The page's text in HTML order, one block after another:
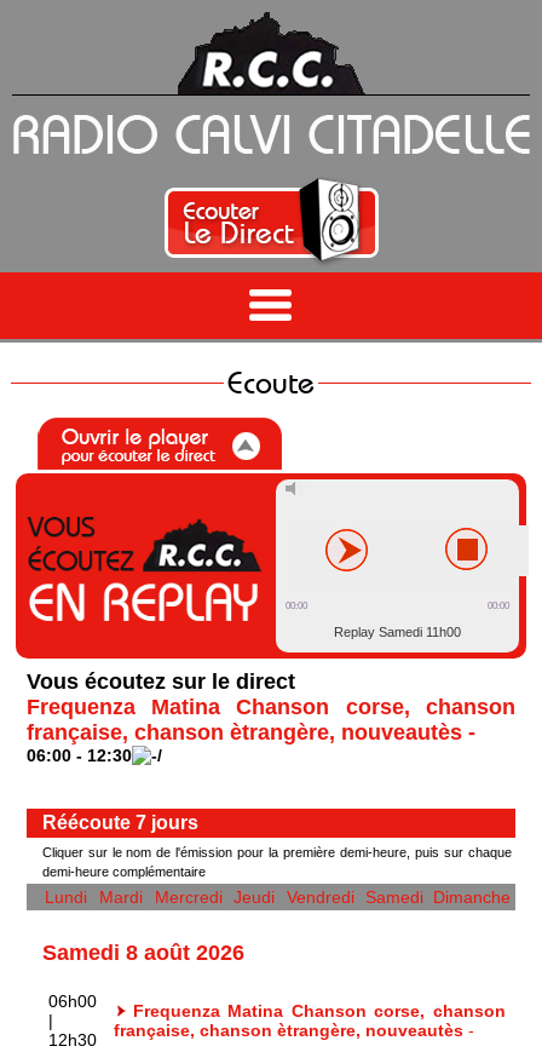
Ecoute
00:00 00:00
Replay Samedi 11h00
Vous écoutez sur le direct
Frequenza Matina Chanson corse, chanson
française, chanson ètrangère, nouveautès -
06:00 - 12:30
Réécoute 7 jours
Cliquer sur le nom de l'émission pour la première demi-heure, puis sur chaque
demi-heure complémentaire
Lundi Mardi Mercredi Jeudi Vendredi Samedi Dimanche
Samedi 8 août 2026
06h00
|
12h30
Frequenza Matina Chanson corse, chanson
française, chanson ètrangère, nouveautès -